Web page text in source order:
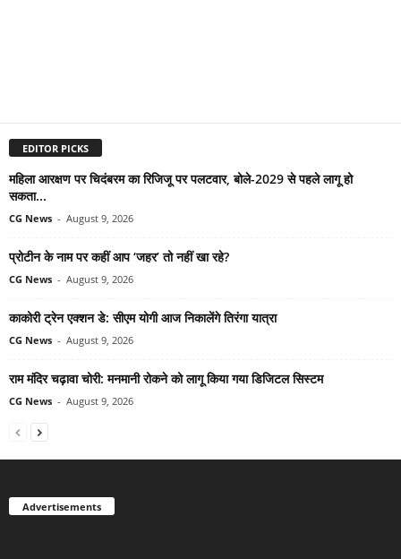
EDITOR PICKS
महिला आरक्षण पर चिदंबरम का रिजिजू पर पलटवार, बोले-2029 से पहले लागू हो
सकता...
CG News - August 9, 2026
प्रोटीन के नाम पर कहीं आप ‘जहर’ तो नहीं खा रहे?
CG News - August 9, 2026
काकोरी ट्रेन एक्शन डे: सीएम योगी आज निकालेंगे तिरंगा यात्रा
CG News - August 9, 2026
राम मंदिर चढ़ावा चोरी: मनमानी रोकने को लागू किया गया डिजिटल सिस्टम
CG News - August 9, 2026
Advertisements